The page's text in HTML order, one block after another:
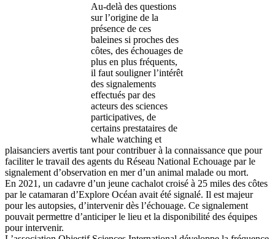
Au-delà des questions
sur l’origine de la
présence de ces
baleines si proches des
côtes, des échouages de
plus en plus fréquents,
il faut souligner l’intérêt
des signalements
effectués par des
acteurs des sciences
participatives, de
certains prestataires de
whale watching et
plaisanciers avertis tant pour contribuer à la connaissance que pour
faciliter le travail des agents du Réseau National Echouage par le
signalement d’observation en mer d’un animal malade ou mort.
En 2021, un cadavre d’un jeune cachalot croisé à 25 miles des côtes
par le catamaran d’Explore Océan avait été signalé. Il est majeur
pour les autopsies, d’intervenir dès l’échouage. Ce signalement
pouvait permettre d’anticiper le lieu et la disponibilité des équipes
pour intervenir.